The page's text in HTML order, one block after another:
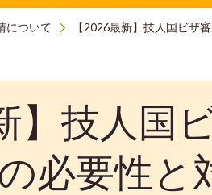
について 【2026最新】技人国ビザ
】技人国
必要性と